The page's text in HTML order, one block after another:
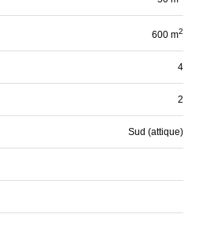
600 m2
4
2
Sud (attique)